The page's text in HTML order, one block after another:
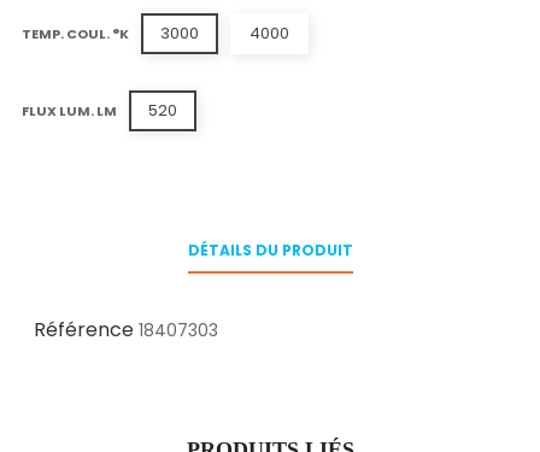
TEMP. COUL. °K 3000 4000
FLUX LUM. LM 520
DÉTAILS DU PRODUIT
Référence 18407303